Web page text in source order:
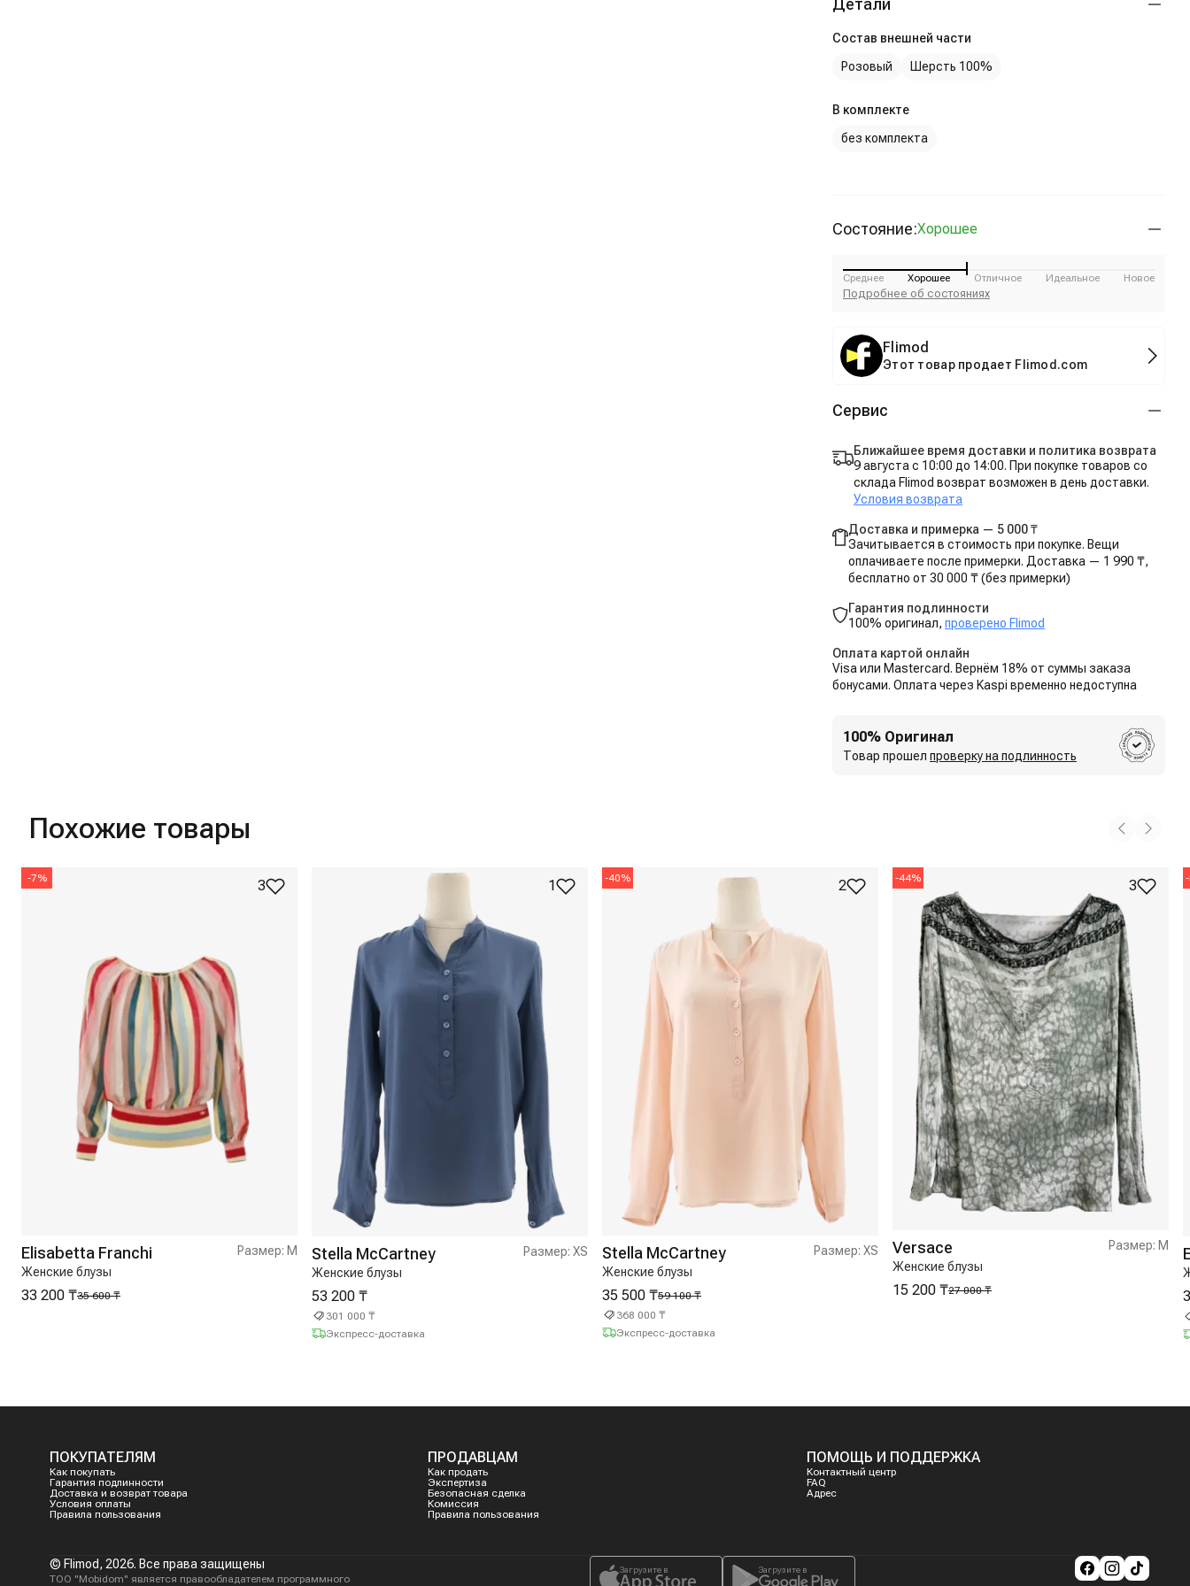
Детали
Состав внешней части
Розовый
Шерсть 100%
В комплекте
без комплекта
Состояние:Хорошее
Среднее Хорошее Отличное Идеальное Новое
Подробнее об состояниях
Flimod
Этот товар продает Flimod.com
Сервис
Ближайшее время доставки и политика возврата
9 августа с 10:00 до 14:00. При покупке товаров со
склада Flimod возврат возможен в день доставки.
Условия возврата
Доставка и примерка — 5 000 ₸
Зачитывается в стоимость при покупке. Вещи
оплачиваете после примерки. Доставка — 1 990 ₸,
бесплатно от 30 000 ₸ (без примерки)
Гарантия подлинности
100% оригинал, проверено Flimod
Оплата картой онлайн
Visa или Mastercard. Вернём 18% от суммы заказа
бонусами. Оплата через Kaspi временно недоступна
100% Оригинал
Товар прошел проверку на подлинность
Похожие товары
-7% 3
Elisabetta Franchi
Женские блузы
Размер: M
35 600 ₸
33 200 ₸
1
Stella McCartney
Женские блузы
Размер: XS
53 200 ₸
301 000 ₸
Экспресс-доставка
-40% 2
Stella McCartney
Женские блузы
Размер: XS
59 100 ₸
35 500 ₸
368 000 ₸
Экспресс-доставка
-44% 3
Versace
Женские блузы
Размер: M
27 000 ₸
15 200 ₸
-
ПОКУПАТЕЛЯМ
Как покупать
Гарантия подлинности
Доставка и возврат товара
Условия оплаты
Правила пользования
ПРОДАВЦАМ
Как продать
Экспертиза
Безопасная сделка
Комиссия
Правила пользования
ПОМОЩЬ И ПОДДЕРЖКА
Контактный центр
FAQ
Адрес
© Flimod, 2026. Все права защищены
ТОО "Mobidom" является правообладателем программного
Загрузите в Загрузите в